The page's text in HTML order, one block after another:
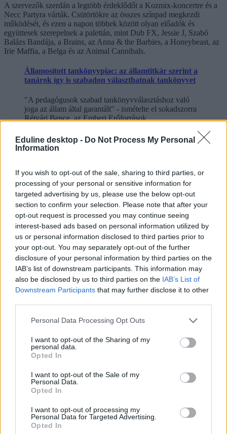
Eduline desktop - Do Not Process My Personal
Information
If you wish to opt-out of the sale, sharing to third parties, or
processing of your personal or sensitive information for
targeted advertising by us, please use the below opt-out
section to confirm your selection. Please note that after your
opt-out request is processed you may continue seeing
interest-based ads based on personal information utilized by
us or personal information disclosed to third parties prior to
your opt-out. You may separately opt-out of the further
disclosure of your personal information by third parties on the
IAB’s list of downstream participants. This information may
also be disclosed by us to third parties on the IAB’s List of
Downstream Participants that may further disclose it to other
Personal Data Processing Opt Outs
I want to opt-out of the Sharing of my
personal data.
Opted In
I want to opt-out of the Sale of my
Personal Data.
Opted In
I want to opt-out of processing my
Personal Data for Targeted Advertising.
Opted In
A szervezők szerdán a legtöbb érdeklődőt a Kozmix-koncertre és a
Necc Partyra várták. Csütörtökre az összes színpad megkezdi
működését, és ezen a napon többek között olyan előadók és
együttesek szerepelnek a palettán, mint Dub FX, Jessie J, Szabó
Balázs Bandája, a Brains, az Anna & the Barbies, a Honeybeast, az
Irie Maffia, a Belga és az Animal Cannibals.
Államosított tankönyvpiac: az államtitkár szerint a
tanárok így is szabadon választhatnak tankönyvet
"A pedagógusok szabad tankönyvválasztáshoz való
joga az állam által garantált" - ismételte el sokadszorra
Rétvári Bence, az Emberi Erőforrások
tankönyvek fejlesztésében a pedagógusok, a tanulók és
a szülők is "érdemben vettek részt".
efott fesztivál
kultúra
fesztiválok
Egyetemisták és Főiskolások Országos Turisztikai Találkozója
EFOTT 2018
EFOTT 2018 fellépők
Hozzászólások
Mi a baj a 8 osztályos általános iskolával, és mi jöhet
helyette?
A kisiskolák tanárhiánya és a kisgimnáziumok elitképzővé válása
„erővonalai”, amelyek a rendszer gyökeres reformjáért kiáltanak Dr.
Gyarmathy Éva klinikai és neveléslélektani szakpszichológus,
egyetemi tanár szerint.
Közoktatás
Kurucz-Gáspár Tünde